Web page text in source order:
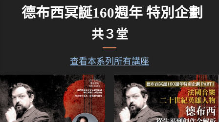
德布西冥誕160週年 特別企劃
共３堂
查看本系列所有講座